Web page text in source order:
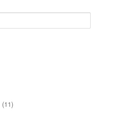
(11)